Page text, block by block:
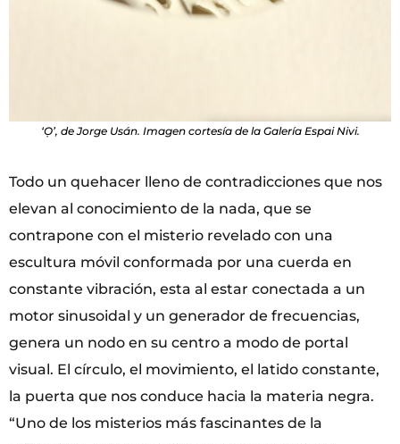
‘Ọ’, de Jorge Usán. Imagen cortesía de la Galería Espai Nivi.
Todo un quehacer lleno de contradicciones que nos
elevan al conocimiento de la nada, que se
contrapone con el misterio revelado con una
escultura móvil conformada por una cuerda en
constante vibración, esta al estar conectada a un
motor sinusoidal y un generador de frecuencias,
genera un nodo en su centro a modo de portal
visual. El círculo, el movimiento, el latido constante,
la puerta que nos conduce hacia la materia negra.
“Uno de los misterios más fascinantes de la